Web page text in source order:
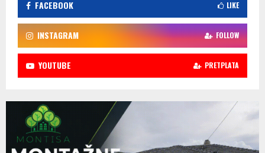
FACEBOOK LIKE
INSTAGRAM FOLLOW
YOUTUBE PRETPLATA